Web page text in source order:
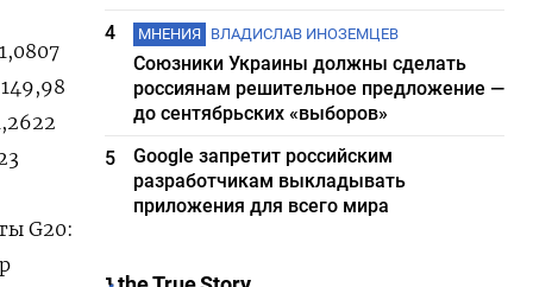
G20:
4
МНЕНИЯ ВЛАДИСЛАВ ИНОЗЕМЦЕВ
Союзники Украины должны сделать
россиянам решительное предложение —
до сентябрьских «выборов»
5
Google запретит российским
разработчикам выкладывать
приложения для всего мира